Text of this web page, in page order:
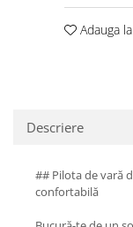
Adauga
Descriere
## Pilota de vară
confortabilă